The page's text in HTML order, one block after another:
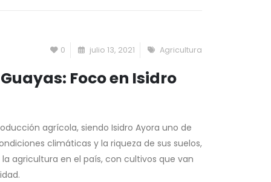
0 julio 13, 2021 Agricultura
Foco en Isidro
agrícola, siendo Isidro Ayora uno de
climáticas y la riqueza de sus suelos,
agricultura en el país, con cultivos que van